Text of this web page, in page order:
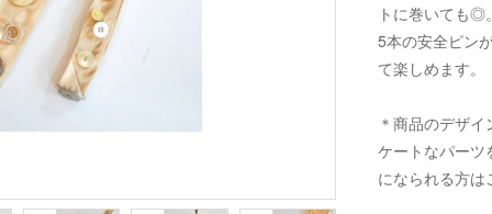
トに巻いても◎
5本の安全ピン
て楽しめます。
＊商品のデザ
ケートなパーツ
になられる方